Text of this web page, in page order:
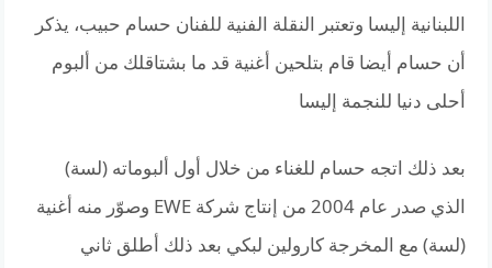
اللبنانية إليسا وتعتبر النقلة الفنية للفنان حسام حبيب، يذكر
أن حسام أيضا قام بتلحين أغنية قد ما بشتاقلك من ألبوم
أحلى دنيا للنجمة إليسا
بعد ذلك اتجه حسام للغناء من خلال أول ألبوماته (لسة)
الذي صدر عام 2004 من إنتاج شركة EWE وصوّر منه أغنية
(لسة) مع المخرجة كارولين لبكي بعد ذلك أطلق ثاني